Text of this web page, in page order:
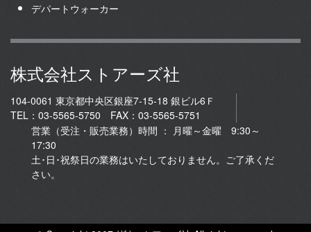
デパートウォーカー
株式会社ストアーズ社
104-0061 東京都中央区銀座7-15-18 銀ビル6Ｆ
TEL：03-5565-5750 FAX：03-5565-5751
営業（受注・販売業務）時間 ： 月曜～金曜 9:30～
17:30
土･日･祝祭日の業務はいたしておりません。ご了承くだ
さい。